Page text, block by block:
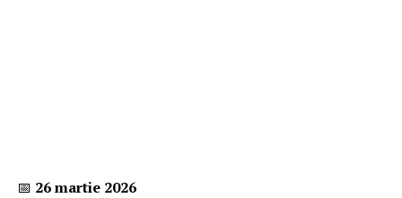
📅 26 martie 2026